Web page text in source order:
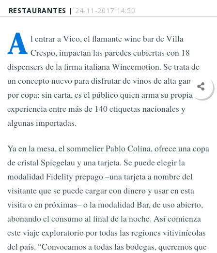
RESTAURANTES | 24-11-2017 14:50
A l entrar a Vico, el flamante wine bar de Villa
Crespo, impactan las paredes cubiertas con 18
dispensers de la firma italiana Wineemotion. Se trata de
un concepto nuevo para disfrutar de vinos de alta gama
por copa: sin carta, es el público quien arma su propia
experiencia entre más de 140 etiquetas nacionales y
algunas importadas.
Ya en la mesa, el sommelier Pablo Colina, ofrece una copa
de cristal Spiegelau y una tarjeta. Se puede elegir la
modalidad Fidelity prepago –una tarjeta a nombre del
visitante que se puede cargar con dinero y usar en esta
visita o en próximas– o la modalidad Bar, de uso abierto,
abonando el consumo al final de la noche. Así comienza
este viaje exploratorio por todas las regiones vitivinícolas
del país. “Convocamos a todas las bodegas, queremos que